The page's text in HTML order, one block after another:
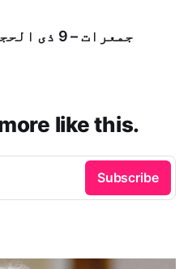
like this.
Subscribe